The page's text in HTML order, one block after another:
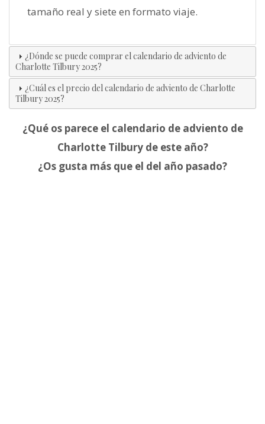
tamaño real y siete en formato viaje.
¿Dónde se puede comprar el calendario de adviento de
Charlotte Tilbury 2025?
¿Cuál es el precio del calendario de adviento de Charlotte
Tilbury 2025?
¿Qué os parece el calendario de adviento de
Charlotte Tilbury de este año?
¿Os gusta más que el del año pasado?